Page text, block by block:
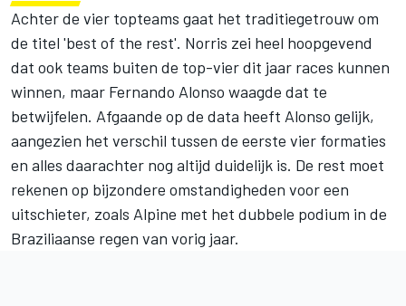
Achter de vier topteams gaat het traditiegetrouw om
de titel 'best of the rest'. Norris zei heel hoopgevend
dat ook teams buiten de top-vier dit jaar races kunnen
winnen, maar Fernando Alonso waagde dat te
betwijfelen. Afgaande op de data heeft Alonso gelijk,
aangezien het verschil tussen de eerste vier formaties
en alles daarachter nog altijd duidelijk is. De rest moet
rekenen op bijzondere omstandigheden voor een
uitschieter, zoals Alpine met het dubbele podium in de
Braziliaanse regen van vorig jaar.